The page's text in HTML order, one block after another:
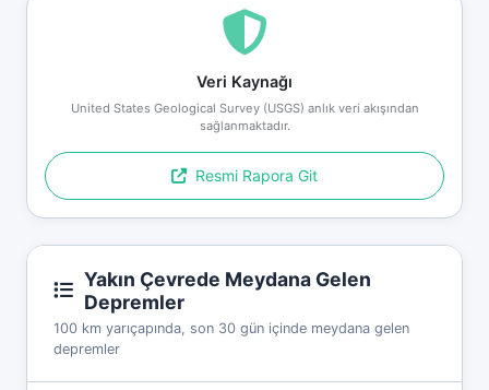
Veri Kaynağı
United States Geological Survey (USGS) anlık veri akışından
sağlanmaktadır.
Resmi Rapora Git
Yakın Çevrede Meydana Gelen
Depremler
100 km yarıçapında, son 30 gün içinde meydana gelen
depremler